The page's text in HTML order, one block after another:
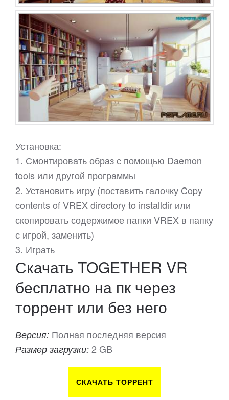
Установка:
1. Смонтировать образ с помощью Daemon
tools или другой программы
2. Установить игру (поставить галочку Copy
contents of VREX directory to installdir или
скопировать содержимое папки VREX в папку
с игрой, заменить)
3. Играть
Скачать TOGETHER VR
бесплатно на пк через
торрент или без него
Версия: Полная последняя версия
Размер загрузки: 2 GB
СКАЧАТЬ ТОРРЕНТ